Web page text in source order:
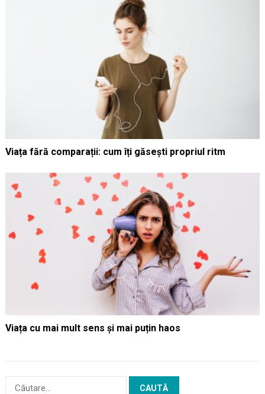
Viața fără comparații: cum îți găsești propriul ritm
Viața cu mai mult sens și mai puțin haos
Caută